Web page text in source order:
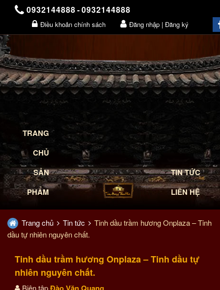
0932144888-0932144888
Điều khoản chính sách
Đăng nhập | Đăng ký
TRANG
CHỦ
SẢN
PHẨM
TIN TỨC
LIÊN HỆ
Trang chủ Tin tức
Tinh dầu trầm hương Onplaza – Tinh
dầu tự nhiên nguyên chất.
Tinh dầu trầm hương Onplaza – Tinh dầu tự
nhiên nguyên chất.
Biên tập